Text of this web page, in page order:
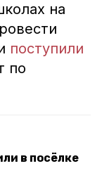
на
поступили
по
в посёлке